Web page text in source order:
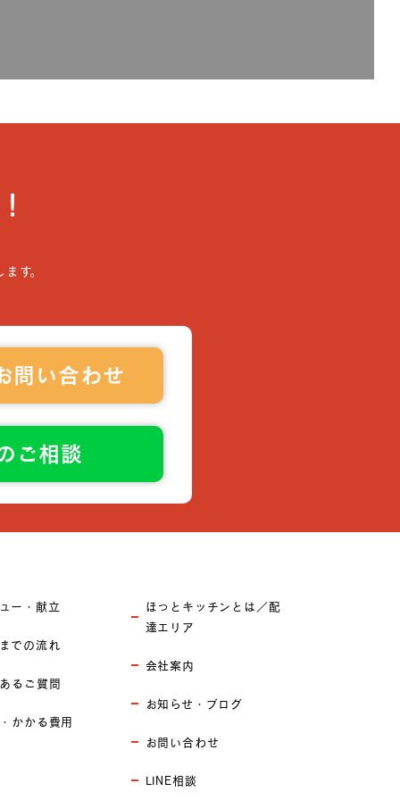
す。
問い合わせ
ご相談
ー・献立
での流れ
るご質問
かかる費用
ほっとキッチンとは／配
達エリア
会社案内
お知らせ・ブログ
お問い合わせ
LINE相談